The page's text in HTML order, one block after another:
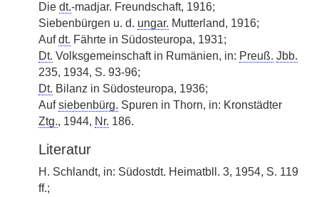
Die dt.-madjar. Freundschaft, 1916;
Siebenbürgen u. d. ungar. Mutterland, 1916;
Aufdt. Fährte in Südosteuropa, 1931;
Dt. Volksgemeinschaft in Rumänien, in: Preuß. Jbb.
235, 1934, S. 93-96;
Dt. Bilanz in Südosteuropa, 1936;
Aufsiebenbürg. Spuren in Thorn, in: Kronstädter
Ztg., 1944, Nr. 186.
Literatur
H. Schlandt, in: Südostdt. Heimatbll. 3, 1954, S. 119
ff.;